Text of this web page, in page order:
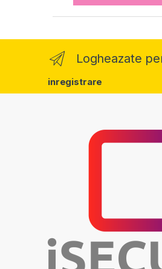
Logheazate
inregistrare